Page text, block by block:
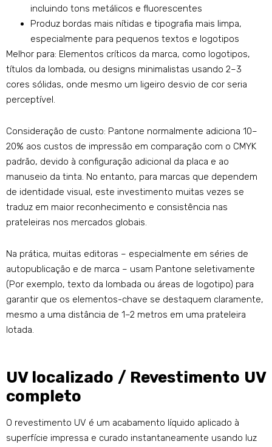
incluindo tons metálicos e fluorescentes
Produz bordas mais nítidas e tipografia mais limpa,
especialmente para pequenos textos e logotipos
Melhor para: Elementos críticos da marca, como logotipos,
títulos da lombada, ou designs minimalistas usando 2–3
cores sólidas, onde mesmo um ligeiro desvio de cor seria
perceptível.
Consideração de custo: Pantone normalmente adiciona 10–
20% aos custos de impressão em comparação com o CMYK
padrão, devido à configuração adicional da placa e ao
manuseio da tinta. No entanto, para marcas que dependem
de identidade visual, este investimento muitas vezes se
traduz em maior reconhecimento e consistência nas
prateleiras nos mercados globais.
Na prática, muitas editoras – especialmente em séries de
autopublicação e de marca – usam Pantone seletivamente
(Por exemplo, texto da lombada ou áreas de logotipo) para
garantir que os elementos-chave se destaquem claramente,
mesmo a uma distância de 1–2 metros em uma prateleira
lotada.
UV localizado / Revestimento UV
completo
O revestimento UV é um acabamento líquido aplicado à
superfície impressa e curado instantaneamente usando luz